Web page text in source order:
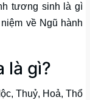
tương sinh là gì
về Ngũ hành
là gì?
Thuỷ, Hoả, Thổ